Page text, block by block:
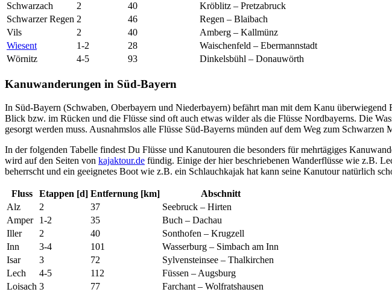
Schwarzach
2 40
Kröblitz – Pretzabruck
Schwarzer Regen 2 46
Regen – Blaibach
Vils
2 40
Amberg – Kallmünz
Wiesent
1-2 28
Waischenfeld – Ebermannstadt
Wörnitz
4-5 93 Dinkelsbühl – Donauwörth
Kanuwanderungen in Süd-Bayern
In Süd-Bayern (Schwaben, Oberbayern und Niederbayern) befährt man mit dem Kanu
Blick bzw. im Rücken und die Flüsse sind oft auch etwas wilder als die Flüsse Nordbayerns. Die
gesorgt werden muss. Ausnahmslos alle Flüsse Süd-Bayerns münden auf dem Weg zum Schwarzen
In der folgenden Tabelle findest Du Flüsse und Kanutouren die besonders für mehrtägiges
wird auf den Seiten von kajaktour.de fündig. Einige der hier beschriebenen Wanderflüsse wie z.B.
beherrscht und ein geeignetes Boot wie z.B. ein Schlauchkajak hat kann seine Kanutour natürlich
Fluss Etappen [d] Entfernung [km]
Abschnitt
Alz
2 37
Seebruck – Hirten
Amper
1-2 35
Buch – Dachau
Iller
2 40
Sonthofen – Krugzell
Inn
3-4 101
Wasserburg – Simbach am Inn
Isar
3 72
Sylvensteinsee – Thalkirchen
Lech
4-5 112
Füssen – Augsburg
Loisach 3 77
Farchant – Wolfratshausen